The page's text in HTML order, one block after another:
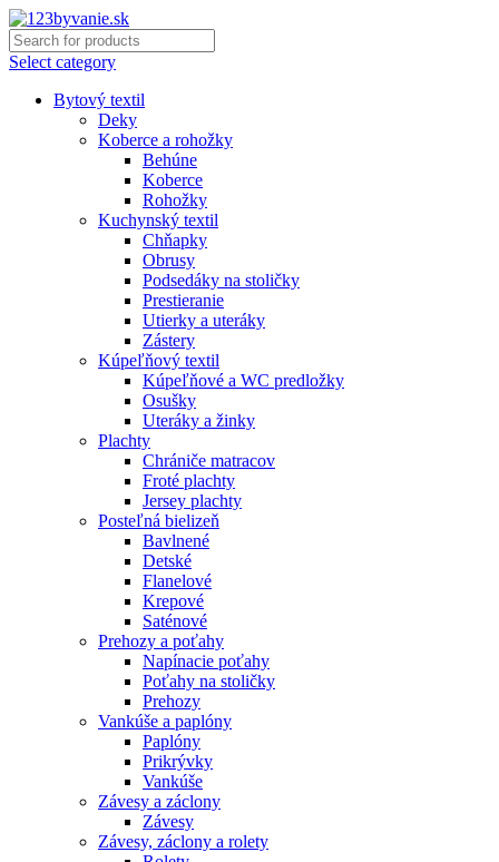
Select category
Bytový textil
Deky
Koberce a rohožky
Behúne
Koberce
Rohožky
Kuchynský textil
Chňapky
Obrusy
Podsedáky na stoličky
Prestieranie
Utierky a uteráky
Zástery
Kúpeľňový textil
Kúpeľňové a WC predložky
Osušky
Uteráky a žinky
Plachty
Chrániče matracov
Froté plachty
Jersey plachty
Posteľná bielizeň
Bavlnené
Detské
Flanelové
Krepové
Saténové
Prehozy a poťahy
Napínacie poťahy
Poťahy na stoličky
Prehozy
Vankúše a paplóny
Paplóny
Prikrývky
Vankúše
Závesy a záclony
Závesy
Závesy, záclony a rolety